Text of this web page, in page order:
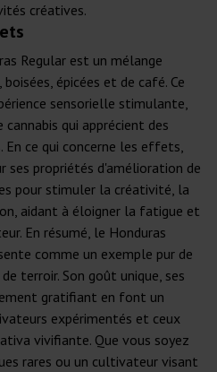
créatives.
Regular est un mélange
épicées et de café. Ce
sensorielle stimulante,
qui apprécient des
En ce qui concerne les effets,
ses propriétés d'amélioration de
pour stimuler la créativité, la
aidant à éloigner la fatigue et
En résumé, le Honduras
comme un exemple pur de
terroir. Son goût unique, ses
gratifiant en font un
expérimentés et ceux
vivifiante. Que vous soyez
rares ou un cultivateur visant